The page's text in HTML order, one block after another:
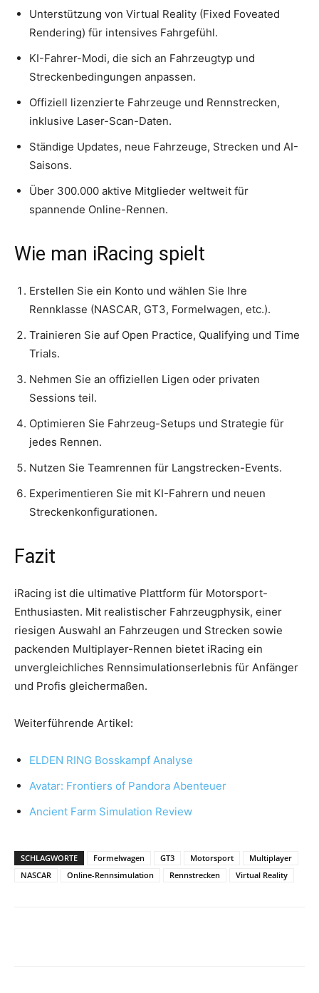
Unterstützung von Virtual Reality (Fixed Foveated
Rendering) für intensives Fahrgefühl.
KI-Fahrer-Modi, die sich an Fahrzeugtyp und
Streckenbedingungen anpassen.
Offiziell lizenzierte Fahrzeuge und Rennstrecken,
inklusive Laser-Scan-Daten.
Ständige Updates, neue Fahrzeuge, Strecken und AI-
Saisons.
Über 300.000 aktive Mitglieder weltweit für
spannende Online-Rennen.
Wie man iRacing spielt
Erstellen Sie ein Konto und wählen Sie Ihre
Rennklasse (NASCAR, GT3, Formelwagen, etc.).
Trainieren Sie auf Open Practice, Qualifying und Time
Trials.
Nehmen Sie an offiziellen Ligen oder privaten
Sessions teil.
Optimieren Sie Fahrzeug-Setups und Strategie für
jedes Rennen.
Nutzen Sie Teamrennen für Langstrecken-Events.
Experimentieren Sie mit KI-Fahrern und neuen
Streckenkonfigurationen.
Fazit
iRacing ist die ultimative Plattform für Motorsport-
Enthusiasten. Mit realistischer Fahrzeugphysik, einer
riesigen Auswahl an Fahrzeugen und Strecken sowie
packenden Multiplayer-Rennen bietet iRacing ein
unvergleichliches Rennsimulationserlebnis für Anfänger
und Profis gleichermaßen.
Weiterführende Artikel:
ELDEN RING Bosskampf Analyse
Avatar: Frontiers of Pandora Abenteuer
Ancient Farm Simulation Review
SCHLAGWORTE Formelwagen GT3 Motorsport
Multiplayer
NASCAR
Online-Rennsimulation Rennstrecken Virtual Reality